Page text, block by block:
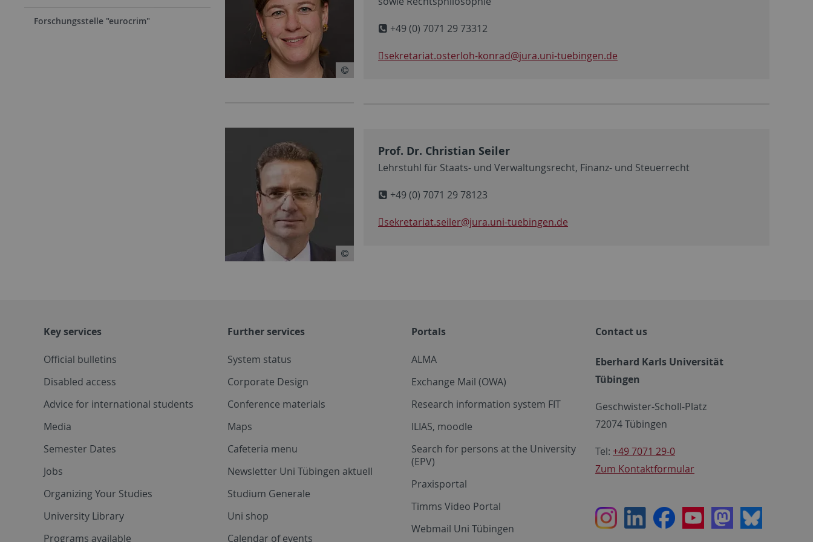
Forschungsstelle "eurocrim"
+49 (0) 7071 29 73312
sekretariat.osterloh-konrad@jura.uni-tuebingen.de
Prof. Dr. Christian Seiler
Lehrstuhl für Staats- und Verwaltungsrecht, Finanz- und Steuerrecht
+49 (0) 7071 29 78123
sekretariat.seiler@jura.uni-tuebingen.de
Key services
Official bulletins
Disabled access
Advice for international students
Media
Semester Dates
Jobs
Organizing Your Studies
University Library
Programs available
Further services
System status
Corporate Design
Conference materials
Maps
Cafeteria menu
Newsletter Uni Tübingen aktuell
Studium Generale
Uni shop
Calendar of events
Portals
ALMA
Exchange Mail (OWA)
Research information system FIT
ILIAS, moodle
Search for persons at the University
(EPV)
Praxisportal
Timms Video Portal
Webmail Uni Tübingen
Contact us
Eberhard Karls Universität
Tübingen
Geschwister-Scholl-Platz
72074 Tübingen
Tel: +49 7071 29-0
Zum Kontaktformular
InstagramLinkedInFacebookYoutubeMastodon
Bluesky